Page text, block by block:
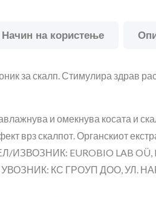
Начин на користење
за скалп. Стимулира здрав
и омекнува косата и
врз скалпот. Органскиот
EUROBIO LAB OÜ,
КС ГРОУП ДОО, УЛ.